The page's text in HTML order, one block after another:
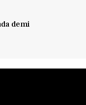
demi